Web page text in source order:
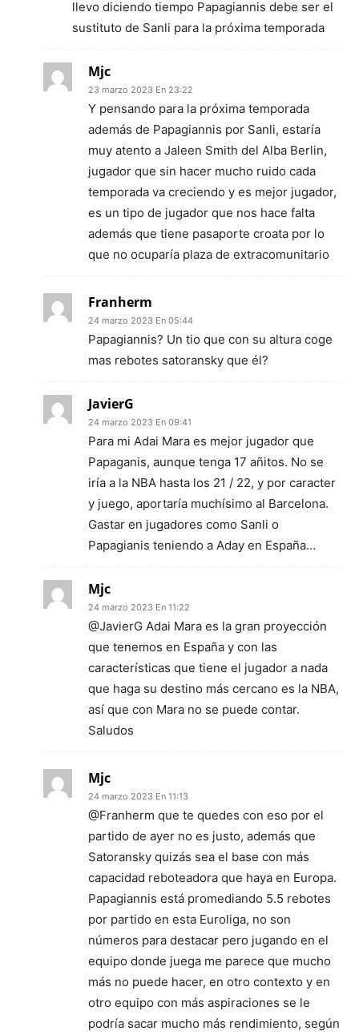
llevo diciendo tiempo Papagiannis debe ser el
sustituto de Sanli para la próxima temporada
Mjc
23 marzo 2023 En 23:22
Y pensando para la próxima temporada
además de Papagiannis por Sanli, estaría
muy atento a Jaleen Smith del Alba Berlin,
jugador que sin hacer mucho ruido cada
temporada va creciendo y es mejor jugador,
es un tipo de jugador que nos hace falta
además que tiene pasaporte croata por lo
que no ocuparía plaza de extracomunitario
Franherm
24 marzo 2023 En 05:44
Papagiannis? Un tio que con su altura coge
mas rebotes satoransky que él?
JavierG
24 marzo 2023 En 09:41
Para mi Adai Mara es mejor jugador que
Papaganis, aunque tenga 17 añitos. No se
iría a la NBA hasta los 21 / 22, y por caracter
y juego, aportaría muchísimo al Barcelona.
Gastar en jugadores como Sanli o
Papagianis teniendo a Aday en España…
Mjc
24 marzo 2023 En 11:22
@JavierG Adai Mara es la gran proyección
que tenemos en España y con las
características que tiene el jugador a nada
que haga su destino más cercano es la NBA,
así que con Mara no se puede contar.
Saludos
Mjc
24 marzo 2023 En 11:13
@Franherm que te quedes con eso por el
partido de ayer no es justo, además que
Satoransky quizás sea el base con más
capacidad reboteadora que haya en Europa.
Papagiannis está promediando 5.5 rebotes
por partido en esta Euroliga, no son
números para destacar pero jugando en el
equipo donde juega me parece que mucho
más no puede hacer, en otro contexto y en
otro equipo con más aspiraciones se le
podría sacar mucho más rendimiento, según